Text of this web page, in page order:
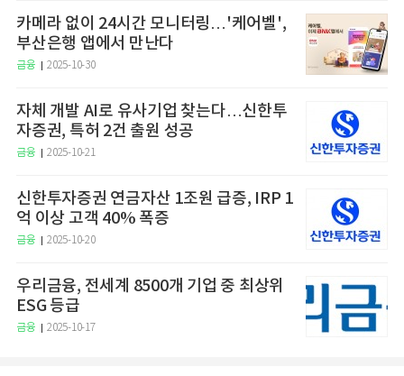
카메라 없이 24시간 모니터링…'케어벨',
부산은행 앱에서 만난다
금융 2025-10-30
자체 개발 AI로 유사기업 찾는다…신한투
자증권, 특허 2건 출원 성공
금융 2025-10-21
신한투자증권 연금자산 1조원 급증, IRP 1
억 이상 고객 40% 폭증
금융 2025-10-20
우리금융, 전세계 8500개 기업 중 최상위
ESG 등급
금융 2025-10-17